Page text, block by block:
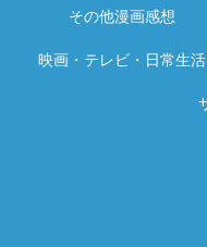
その他漫画感想
映画・テレビ・日常生活